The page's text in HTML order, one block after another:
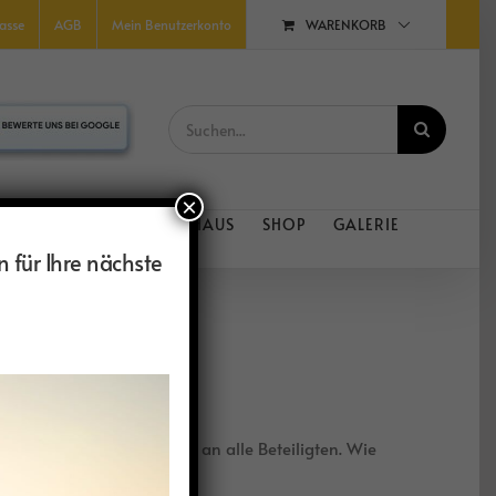
AGB Mein Benutzerkonto WARENKORB
nach:
FERIENHAUS SHOP
GALERIE
von 2025. Vielen Dank an alle Beteiligten. Wie
für Ihre nächste
×